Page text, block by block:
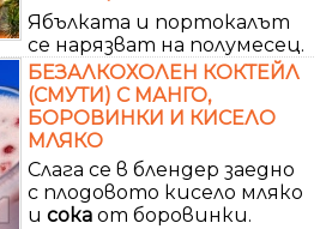
Ябълката и портокалът
се нарязват на полумесец.
БЕЗАЛКОХОЛЕН КОКТЕЙЛ
(СМУТИ) С МАНГО,
БОРОВИНКИ И КИСЕЛО
МЛЯКО
Слага се в блендер заедно
с плодовото кисело мляко
и сока от боровинки.